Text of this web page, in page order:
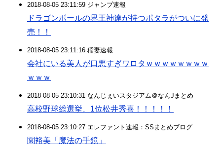
2018-08-05 23:11:59 ジャンプ速報
ドラゴンボールの界王神達が持つポタラがついに発
売！！
2018-08-05 23:11:16 稲妻速報
会社にいる美人が口悪すぎワロタｗｗｗｗｗｗｗｗ
ｗｗｗ
2018-08-05 23:10:31 なんじぇいスタジアム＠なんJまとめ
高校野球総選挙、1位松井秀喜！！！！！
2018-08-05 23:10:27 エレファント速報：SSまとめブログ
関裕美「魔法の手鏡」